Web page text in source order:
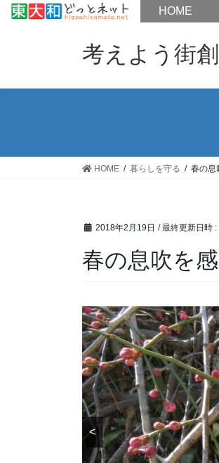
考えよう街創
HOME 暮らしを守る 春の息
2018年2月19日 / 最終更新日時 :
春の息吹を
<
HOMEHOME